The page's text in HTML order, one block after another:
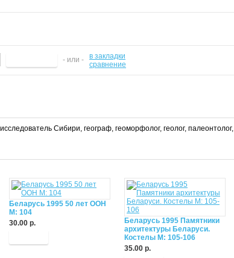
- или -
в закладки
сравнение
Сибири, географ, геоморфолог, геолог, палеонтолог,
Беларусь 1995 50 лет ООН
М: 104
30.00 р.
Беларусь 1995 Памятники
архитектуры Беларуси.
Костелы М: 105-106
35.00 р.